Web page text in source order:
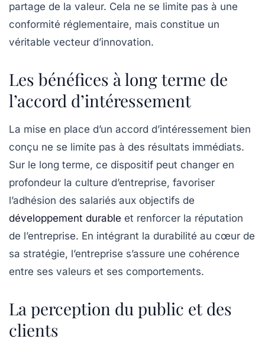
partage de la valeur. Cela ne se limite pas à une
conformité réglementaire, mais constitue un
véritable vecteur d’innovation.
Les bénéfices à long terme de
l’accord d’intéressement
La mise en place d’un accord d’intéressement bien
conçu ne se limite pas à des résultats immédiats.
Sur le long terme, ce dispositif peut changer en
profondeur la culture d’entreprise, favoriser
l’adhésion des salariés aux objectifs de
développement durable et renforcer la réputation
de l’entreprise. En intégrant la durabilité au cœur de
sa stratégie, l’entreprise s’assure une cohérence
entre ses valeurs et ses comportements.
La perception du public et des
clients